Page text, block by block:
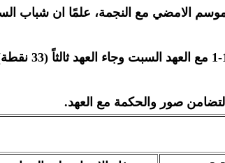
الامضي مع النجمة، علمًا ان شباب
وحسم الأنصار اللقب برصيد 48
التضامن صور والحكمة مع العهد.